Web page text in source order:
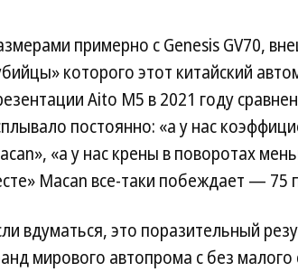
примерно с Genesis GV70,
которого этот китайский
Aito M5 в 2021 году
постоянно: «а у нас
«а у нас крены в поворотах
Macan все-таки побеждает — 75
вдуматься, это поразительный
мирового автопрома с без